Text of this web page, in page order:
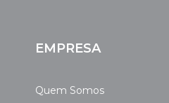
EMPRESA
Quem Somos